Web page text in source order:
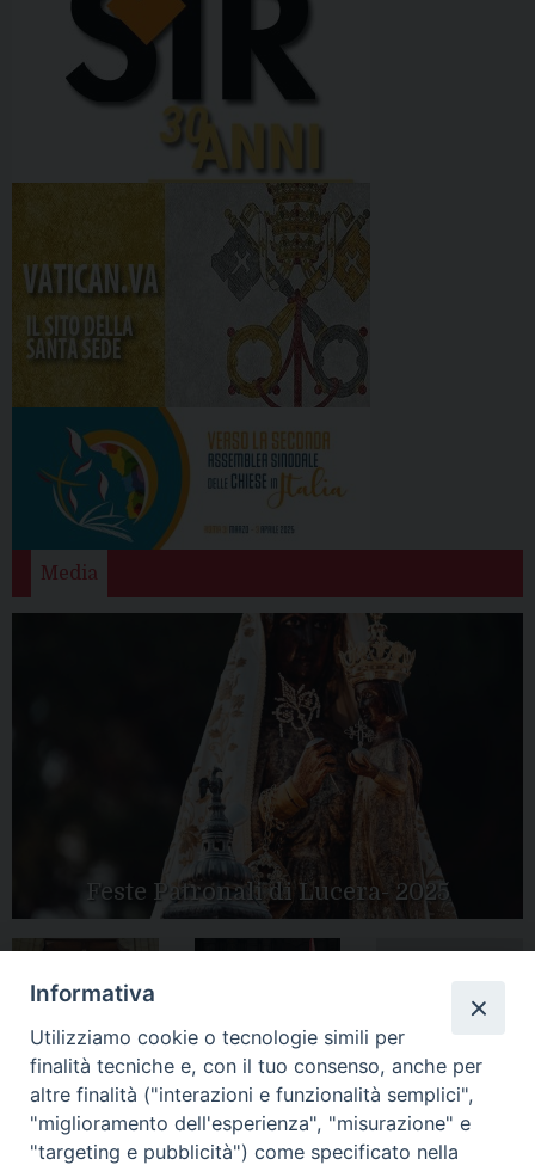
Media
Feste Patronali di Lucera- 2025
Apertura Anno
Giubilare 2025
Mariae in Diocesi
Tutte le gallery
Informativa
Utilizziamo cookie o tecnologie simili per
finalità tecniche e, con il tuo consenso, anche per
altre finalità ("interazioni e funzionalità semplici",
"miglioramento dell'esperienza", "misurazione" e
"targeting e pubblicità") come specificato nella